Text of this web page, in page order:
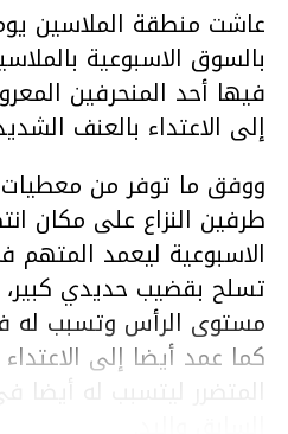
عاشت منطقة الملاسين
بالسوق الاسبوعية
فيها أحد المنحرفين
إلى الاعتداء بالعنف
ووفق ما توفر من معطيات
طرفين النزاع على مكان
الاسبوعية ليعمد
تسلح بقضيب حديدي
مستوى الرأس وتسبب له
كما عمد أيضا إلى
المتضرر ليتسبب له